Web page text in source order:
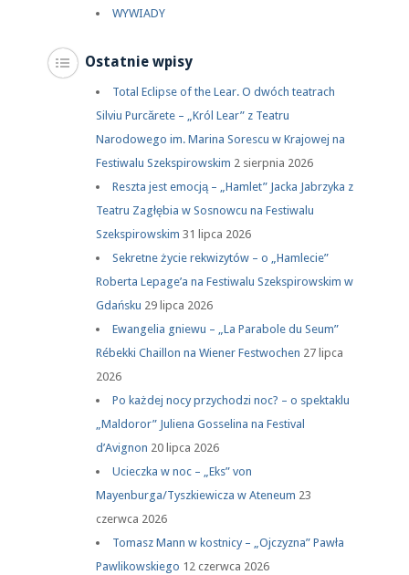
WYWIADY
Ostatnie wpisy
Total Eclipse of the Lear. O dwóch teatrach
Silviu Purcărete – „Król Lear” z Teatru
Narodowego im. Marina Sorescu w Krajowej na
Festiwalu Szekspirowskim 2 sierpnia 2026
Reszta jest emocją – „Hamlet” Jacka Jabrzyka z
Teatru Zagłębia w Sosnowcu na Festiwalu
Szekspirowskim 31 lipca 2026
Sekretne życie rekwizytów – o „Hamlecie”
Roberta Lepage’a na Festiwalu Szekspirowskim w
Gdańsku 29 lipca 2026
Ewangelia gniewu – „La Parabole du Seum”
Rébekki Chaillon na Wiener Festwochen 27 lipca
2026
Po każdej nocy przychodzi noc? – o spektaklu
„Maldoror” Juliena Gosselina na Festival
d’Avignon 20 lipca 2026
Ucieczka w noc – „Eks” von
Mayenburga/Tyszkiewicza w Ateneum 23
czerwca 2026
Tomasz Mann w kostnicy – „Ojczyzna” Pawła
Pawlikowskiego 12 czerwca 2026